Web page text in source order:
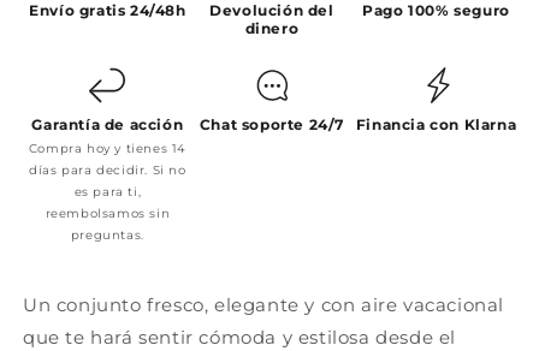
Envío gratis 24/48h
Devolución del
dinero
Pago 100% seguro
Garantía de acción
Compra hoy y tienes 14
días para decidir. Si no
es para ti,
reembolsamos sin
preguntas.
Chat soporte 24/7 Financia con Klarna
Un conjunto fresco, elegante y con aire vacacional
que te hará sentir cómoda y estilosa desde el